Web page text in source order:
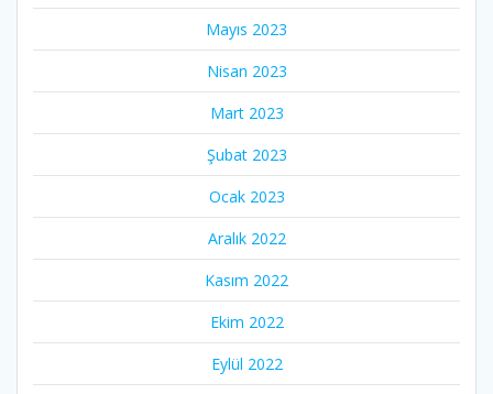
Mayıs 2023
Nisan 2023
Mart 2023
Şubat 2023
Ocak 2023
Aralık 2022
Kasım 2022
Ekim 2022
Eylül 2022